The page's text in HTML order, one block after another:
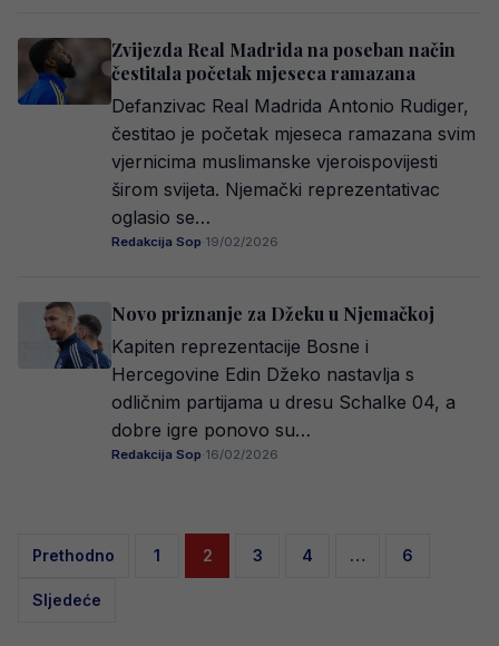
Zvijezda Real Madrida na poseban način
čestitala početak mjeseca ramazana
Defanzivac Real Madrida Antonio Rudiger,
čestitao je početak mjeseca ramazana svim
vjernicima muslimanske vjeroispovijesti
širom svijeta. Njemački reprezentativac
oglasio se…
Redakcija Sop·19/02/2026
Novo priznanje za Džeku u Njemačkoj
Kapiten reprezentacije Bosne i
Hercegovine Edin Džeko nastavlja s
odličnim partijama u dresu Schalke 04, a
dobre igre ponovo su…
Redakcija Sop·16/02/2026
Posts
pagination
Prethodno 1 2 3 4 … 6
Sljedeće